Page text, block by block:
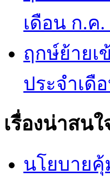
เดือน ก.ค.
ฤกษ์ย้าย
ประจำเดื
เรื่องน่าสนใ
นโยบายคุ้